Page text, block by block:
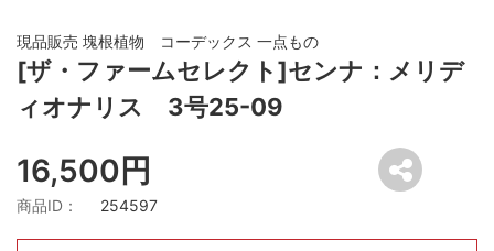
現品販売 塊根植物 コーデックス 一点もの
[ザ・ファームセレクト]センナ：メリデ
ィオナリス 3号25-09
16,500円
商品ID： 254597